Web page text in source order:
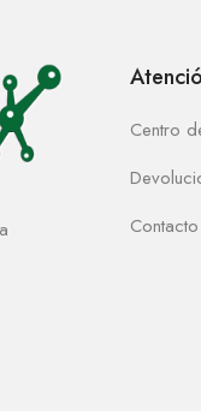
Centro
Contacto